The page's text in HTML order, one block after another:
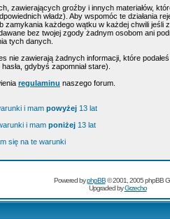
groźby i innych materiałów,
władz). Aby wspomóc te działania
każdego wątku w każdej chwili
bez twojej zgody żadnym osobom ani
tych danych.
zawierają żadnych informacji, które
gdybyś zapomniał stare).
regulaminu naszego forum.
i mam powyżej 13 lat
i mam poniżej13 lat
się na te warunki
Powered byphpBB© 2001, 2005 phpBB
Upgraded byGrzecho